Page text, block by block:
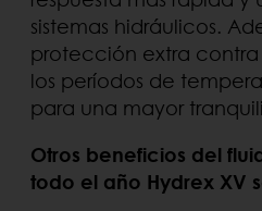
sistemas hidráulicos.
protección extra
los períodos de
para una mayor
Otros beneficios del
todo el año Hydrex XV